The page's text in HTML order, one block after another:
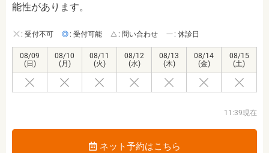
能性があります。
: 受付不可 : 受付可能 : 問い合わせ : 休診日
08/09
(日)
08/10
(月)
08/11
(火)
08/12
(水)
08/13
(木)
08/14
(金)
08/15
(土)
11:39現在
ネット予約はこちら